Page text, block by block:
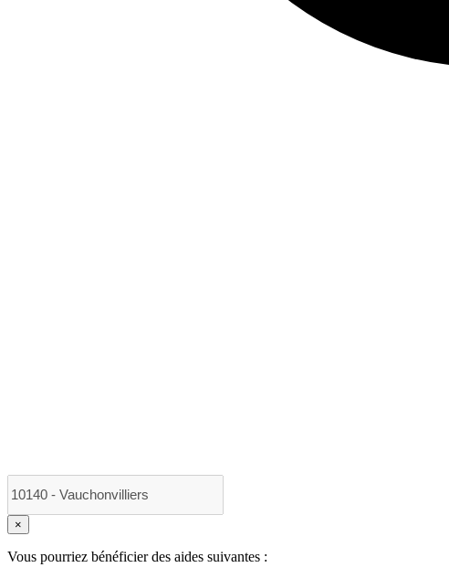
×
Vous pourriez bénéficier des aides suivantes :